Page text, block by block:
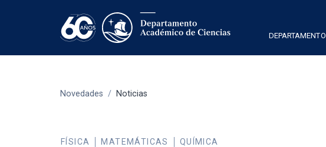
DEPARTAMENTO
Novedades / Noticias
FÍSICA MATEMÁTICAS QUÍMICA